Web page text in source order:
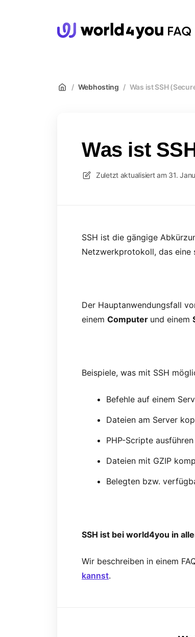
/ Webhosting / Was ist SSH
Was ist
Zuletzt aktualisiert am 31.
SSH ist die gängige
Netzwerkprotokoll, das eine
Der Hauptanwendungsfall
einem Computer und einem
Beispiele, was mit SSH
Befehle auf einem
Dateien am Server
PHP-Scripte ausführen
Dateien mit GZIP
Belegten bzw.
SSH ist bei world4you in
Wir beschreiben in einem
kannst.